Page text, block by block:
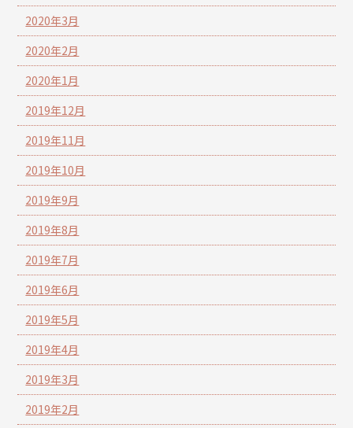
2020年3月
2020年2月
2020年1月
2019年12月
2019年11月
2019年10月
2019年9月
2019年8月
2019年7月
2019年6月
2019年5月
2019年4月
2019年3月
2019年2月